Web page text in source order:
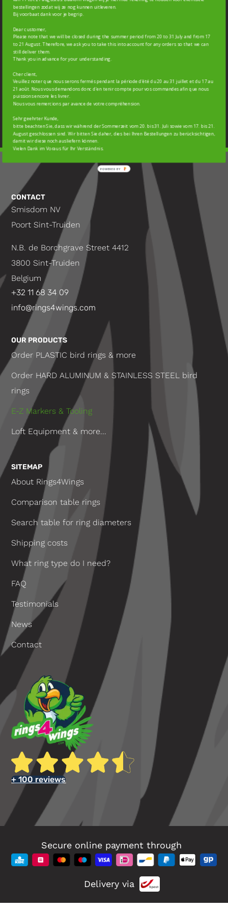
Subscribe
+ 100 reviews
OUR PRODUCTS
Order PLASTIC bird rings & more
Order HARD ALUMINUM & STAINLESS STEEL bird
rings
E-Z Markers & Tooling
Loft Equipment & more...
SITEMAP
About Rings4Wings
Comparison table rings
Search table for ring diameters
Shipping costs
What ring type do I need?
FAQ
Testimonials
News
Contact
CONTACT
Smisdom NV
Poort Sint-Truiden
N.B. de Borchgrave Street 4412
3800 Sint-Truiden
Belgium
+32 11 68 34 09
info@rings4wings.com
Secure online payment through
Delivery via
bestellingen zodat wij ze nog kunnen uitleveren.
Bij voorbaat dank voor je begrip.
Dear customer,
Please note that we will be closed during the summer period from 20 to 31 July and from 17
to 21 August. Therefore, we ask you to take this into account for any orders so that we can
still deliver them.
Thank you in advance for your understanding.
Cher client,
Veuillez noter que nous serons fermés pendant la période d’été du 20 au 31 juillet et du 17 au
21 août. Nous vous demandons donc d'en tenir compte pour vos commandes afin que nous
puissions encore les livrer.
Nous vous remercions par avance de votre compréhension.
Sehr geehrter Kunde,
bitte beachten Sie, dass wir während der Sommerzeit vom 20. bis 31. Juli sowie vom 17. bis 21.
August geschlossen sind. Wir bitten Sie daher, dies bei Ihren Bestellungen zu berücksichtigen,
damit wir diese noch ausliefern können.
Vielen Dank im Voraus für Ihr Verständnis.